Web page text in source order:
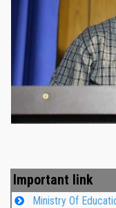
Important link
Ministry Of